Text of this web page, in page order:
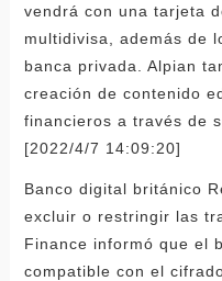
vendrá con una tarjeta
multidivisa, además de
banca privada. Alpian
creación de contenido
financieros a través de
[2022/4/7 14:09:20]
Banco digital británico
excluir o restringir las
Finance informó que el
compatible con el